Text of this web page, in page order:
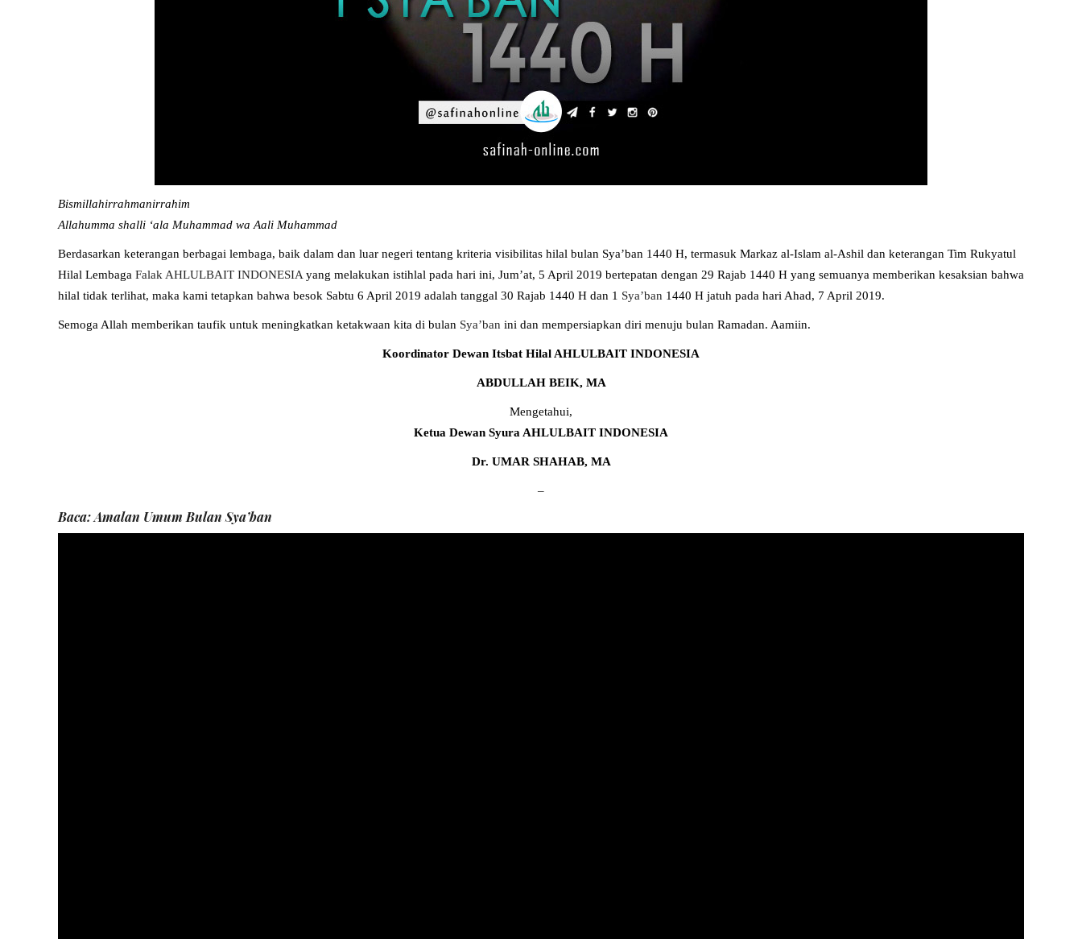
Bismillahirrahmanirrahim
Allahumma shalli ‘ala Muhammad wa Aali Muhammad
Berdasarkan keterangan berbagai lembaga, baik dalam dan luar negeri tentang kriteria visibilitas hilal bulan Sya’ban 1440 H, termasuk Markaz al-Islam al-Ashil dan keterangan Tim Rukyatul
Hilal Lembaga Falak AHLULBAIT INDONESIA yang melakukan istihlal pada hari ini, Jum’at, 5 April 2019 bertepatan dengan 29 Rajab 1440 H yang semuanya memberikan kesaksian bahwa
hilal tidak terlihat, maka kami tetapkan bahwa besok Sabtu 6 April 2019 adalah tanggal 30 Rajab 1440 H dan 1 Sya’ban 1440 H jatuh pada hari Ahad, 7 April 2019.
Semoga Allah memberikan taufik untuk meningkatkan ketakwaan kita di bulan Sya’ban ini dan mempersiapkan diri menuju bulan Ramadan. Aamiin.
Koordinator Dewan Itsbat Hilal AHLULBAIT INDONESIA
ABDULLAH BEIK, MA
Mengetahui,
Ketua Dewan Syura AHLULBAIT INDONESIA
Dr. UMAR SHAHAB, MA
–
Baca:Amalan Umum Bulan Sya’ban